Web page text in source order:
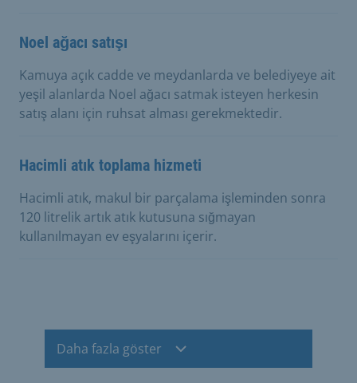
Noel ağacı satışı
Kamuya açık cadde ve meydanlarda ve belediyeye ait
yeşil alanlarda Noel ağacı satmak isteyen herkesin
satış alanı için ruhsat alması gerekmektedir.
Hacimli atık toplama hizmeti
Hacimli atık, makul bir parçalama işleminden sonra
120 litrelik artık atık kutusuna sığmayan
kullanılmayan ev eşyalarını içerir.
Daha fazla göster